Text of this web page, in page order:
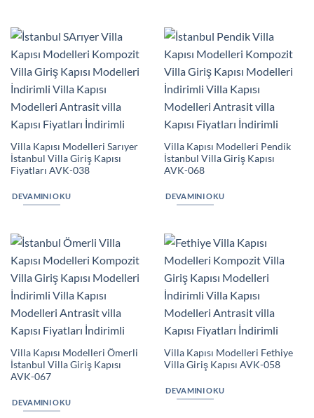
Villa Kapısı Modelleri Sarıyer
İstanbul Villa Giriş Kapısı
Fiyatları AVK-038
DEVAMINI OKU
Villa Kapısı Modelleri Pendik
İstanbul Villa Giriş Kapısı
AVK-068
DEVAMINI OKU
Villa Kapısı Modelleri Ömerli
İstanbul Villa Giriş Kapısı
AVK-067
DEVAMINI OKU
Villa Kapısı Modelleri Fethiye
Villa Giriş Kapısı AVK-058
DEVAMINI OKU